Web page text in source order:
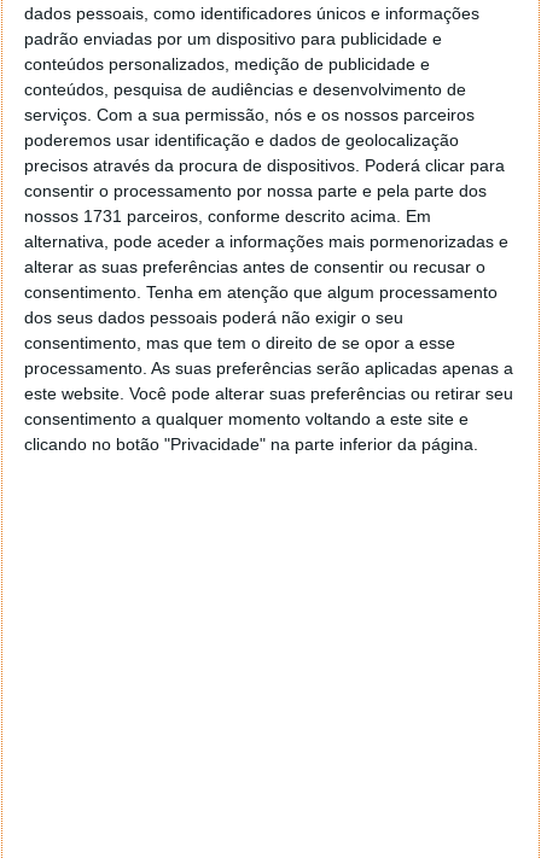
dados pessoais, como identificadores únicos e informações
padrão enviadas por um dispositivo para publicidade e
conteúdos personalizados, medição de publicidade e
conteúdos, pesquisa de audiências e desenvolvimento de
serviços. Com a sua permissão, nós e os nossos parceiros
poderemos usar identificação e dados de geolocalização
precisos através da procura de dispositivos. Poderá clicar para
consentir o processamento por nossa parte e pela parte dos
nossos 1731 parceiros, conforme descrito acima. Em
alternativa, pode aceder a informações mais pormenorizadas e
alterar as suas preferências antes de consentir ou recusar o
consentimento. Tenha em atenção que algum processamento
dos seus dados pessoais poderá não exigir o seu
consentimento, mas que tem o direito de se opor a esse
processamento. As suas preferências serão aplicadas apenas a
este website. Você pode alterar suas preferências ou retirar seu
consentimento a qualquer momento voltando a este site e
clicando no botão "Privacidade" na parte inferior da página.
arredondado e apelativo, a sua popularidade nunca atingiu os níveis
esperados. Foi descontinuado em 2011, sendo substituído pelo chamado
Beetle, que também acabou por ser abandonado em 2019.
Voltando ao caso da Renault, o design retro
funcionou, também, como argumento de venda para
compensar algumas limitações práticas dos
modelos: a habitabilidade dececionante do R5 ou a
autonomia relativamente reduzida do R4 foram, em
parte, atenuadas pela força emocional do design.
Uma estratégia deliberada, agora encerrada
Conforme esclarecido por Belloni, a decisão de
resgatar estes três ícones foi tomada antes da
invasão das marcas chinesas no mercado europeu, e
teria sido tomada de qualquer forma.